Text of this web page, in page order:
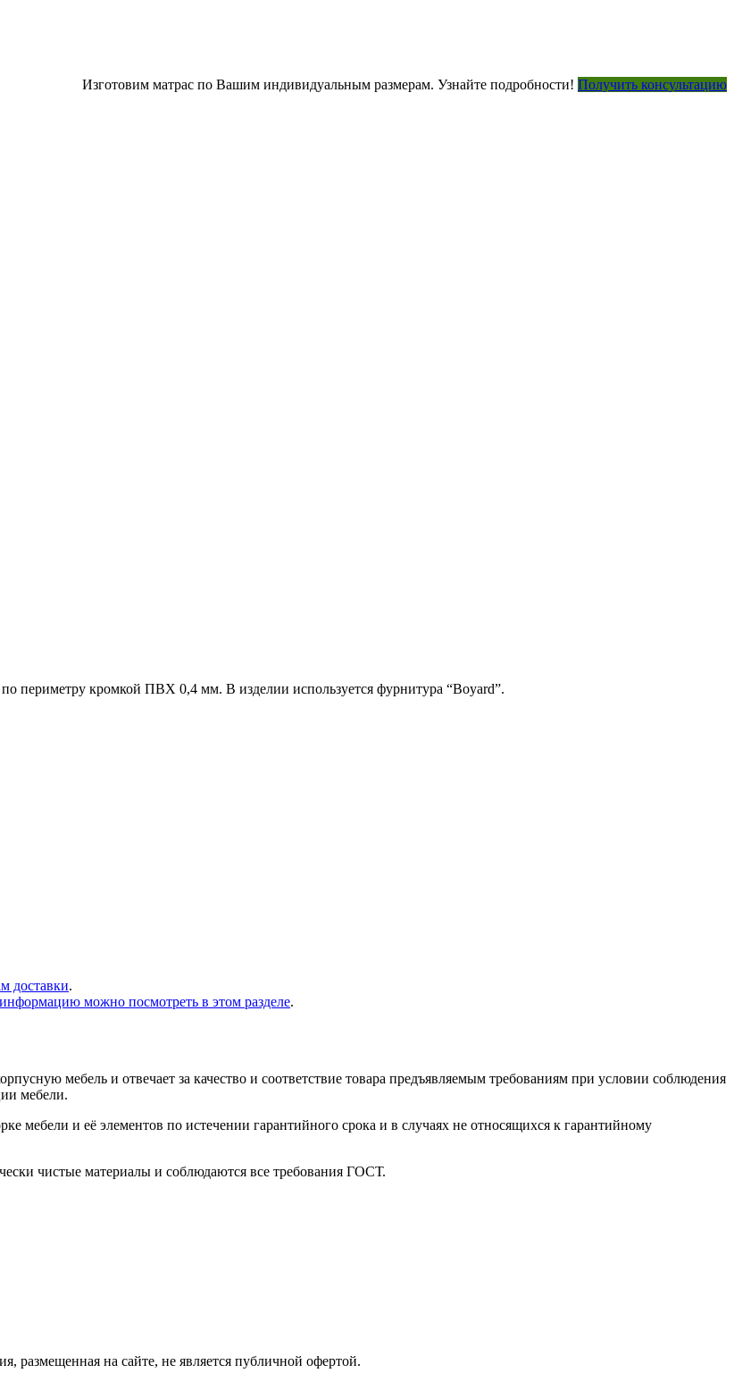
Изготовим матрас по Вашим индивидуальным размерам. Узнайте подробности! Получить консультацию
периметру кромкой ПВХ 0,4 мм. В изделии используется фурнитура “Boyard”.
доставки.
можно посмотреть в этом разделе.
мебель и отвечает за качество и соответствие товара предъяв­ляе­мым требованиям при условии соблюдения
мебели.
мебели и её элементов по истечении гарантийного срока и в случаях не относящихся к гарантийному
чистые материалы и соблюдаются все требования ГОСТ.
размещенная на сайте, не является публичной офертой.